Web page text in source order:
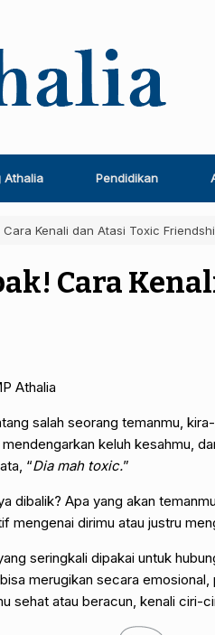
Athalia Pendidikan
Kenali dan Atasi Toxic
Cara
Athalia
salah seorang temanmu,
keluh kesahmu,
“Dia mah toxic.”
dibalik? Apa yang akan
mengenai dirimu atau justru
seringkali dipakai untuk
merugikan secara
sehat atau beracun, kenali ciri-